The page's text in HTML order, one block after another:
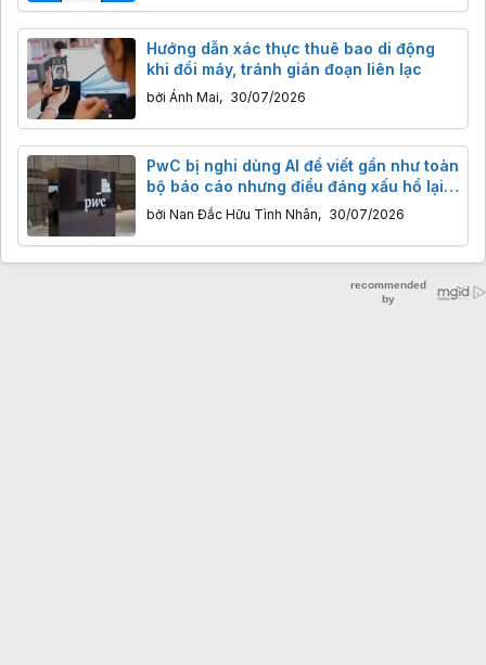
Hướng dẫn xác thực thuê bao di động
khi đổi máy, tránh gián đoạn liên lạc
bởi Ánh Mai, 30/07/2026
PwC bị nghi dùng AI để viết gần như toàn
bộ báo cáo nhưng điều đáng xấu hổ lại
là chuyện khác
bởi Nan Đắc Hữu Tình Nhân, 30/07/2026